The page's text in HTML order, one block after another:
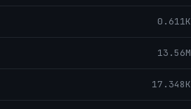
0.611K
13.56M
17.348K